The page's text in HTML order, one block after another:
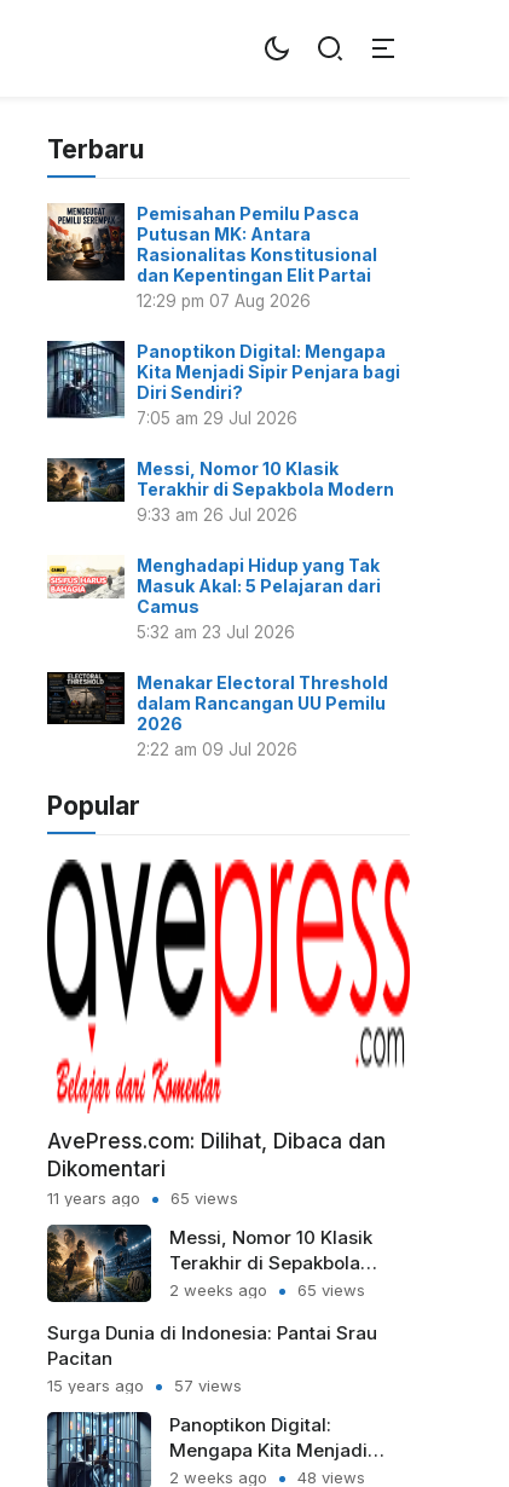
Terbaru
Pemisahan Pemilu Pasca
Putusan MK: Antara
Rasionalitas Konstitusional
dan Kepentingan Elit Partai
12:29 pm 07 Aug 2026
Panoptikon Digital: Mengapa
Kita Menjadi Sipir Penjara bagi
Diri Sendiri?
7:05 am 29 Jul 2026
Messi, Nomor 10 Klasik
Terakhir di Sepakbola Modern
9:33 am 26 Jul 2026
Menghadapi Hidup yang Tak
Masuk Akal: 5 Pelajaran dari
Camus
5:32 am 23 Jul 2026
Menakar Electoral Threshold
dalam Rancangan UU Pemilu
2026
2:22 am 09 Jul 2026
Popular
AvePress.com: Dilihat, Dibaca dan
Dikomentari
11 years ago 65 views
Messi, Nomor 10 Klasik
Terakhir di Sepakbola
Modern
2 weeks ago 65 views
Surga Dunia di Indonesia: Pantai Srau
Pacitan
15 years ago 57 views
Panoptikon Digital:
Mengapa Kita Menjadi
Sipir Penjara bagi Diri
2 weeks ago 48 views